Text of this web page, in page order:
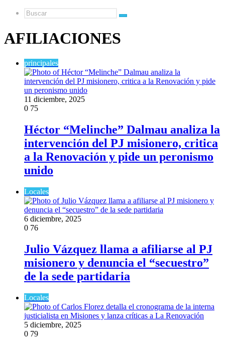
Buscar
AFILIACIONES
principales
11 diciembre, 2025
0 75
Héctor “Melinche” Dalmau analiza la
intervención del PJ misionero, critica
a la Renovación y pide un peronismo
unido
Locales
6 diciembre, 2025
0 76
Julio Vázquez llama a afiliarse al PJ
misionero y denuncia el “secuestro”
de la sede partidaria
Locales
5 diciembre, 2025
0 79